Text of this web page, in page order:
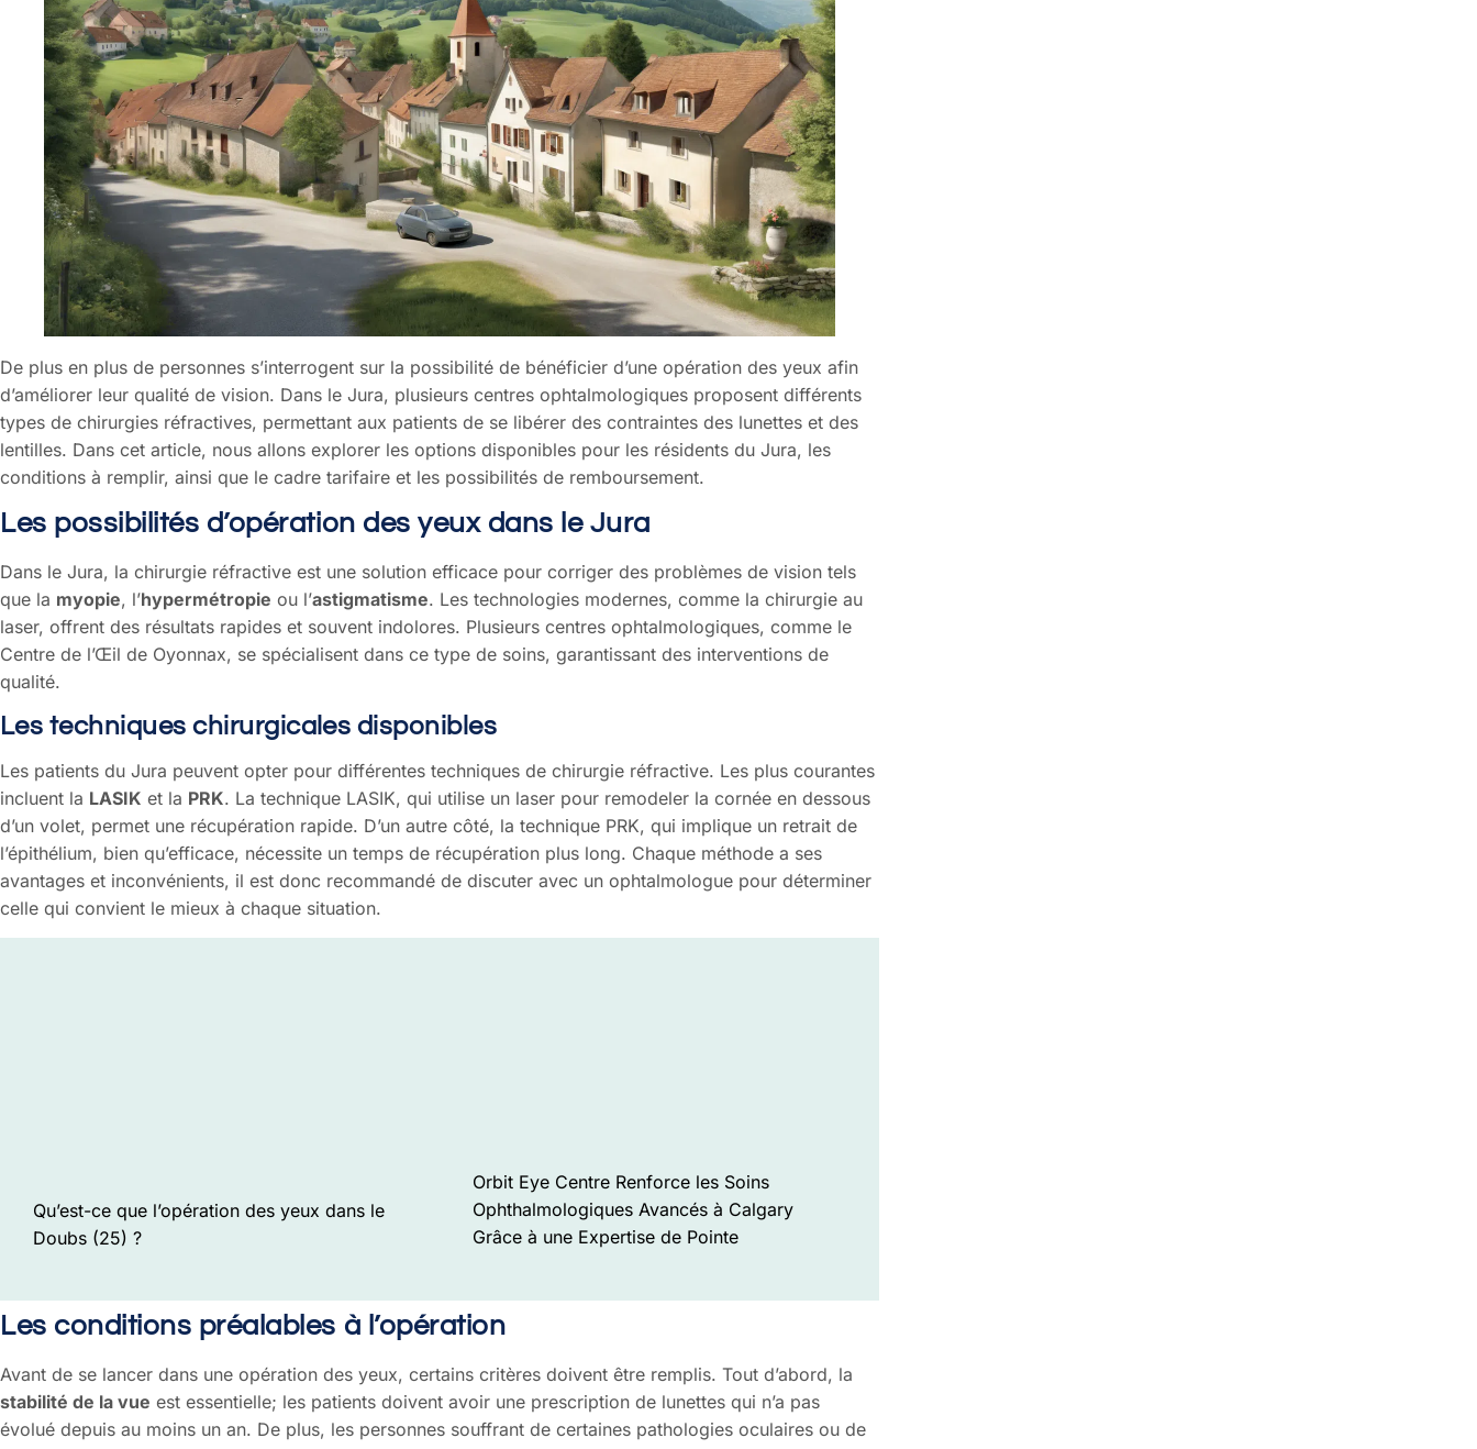
De plus en plus de personnes s’interrogent sur la possibilité de bénéficier d’une opération des yeux afin
d’améliorer leur qualité de vision. Dans le Jura, plusieurs centres ophtalmologiques proposent différents
types de chirurgies réfractives, permettant aux patients de se libérer des contraintes des lunettes et des
lentilles. Dans cet article, nous allons explorer les options disponibles pour les résidents du Jura, les
conditions à remplir, ainsi que le cadre tarifaire et les possibilités de remboursement.
Les possibilités d’opération des yeux dans le Jura
Dans le Jura, la chirurgie réfractive est une solution efficace pour corriger des problèmes de vision tels
que la myopie, l’hypermétropie ou l’astigmatisme. Les technologies modernes, comme la chirurgie au
laser, offrent des résultats rapides et souvent indolores. Plusieurs centres ophtalmologiques, comme le
Centre de l’Œil de Oyonnax, se spécialisent dans ce type de soins, garantissant des interventions de
qualité.
Les techniques chirurgicales disponibles
Les patients du Jura peuvent opter pour différentes techniques de chirurgie réfractive. Les plus courantes
incluent la LASIK et la PRK. La technique LASIK, qui utilise un laser pour remodeler la cornée en dessous
d’un volet, permet une récupération rapide. D’un autre côté, la technique PRK, qui implique un retrait de
l’épithélium, bien qu’efficace, nécessite un temps de récupération plus long. Chaque méthode a ses
avantages et inconvénients, il est donc recommandé de discuter avec un ophtalmologue pour déterminer
celle qui convient le mieux à chaque situation.
Qu’est-ce que l’opération des yeux dans le
Doubs (25) ?
Orbit Eye Centre Renforce les Soins
Ophthalmologiques Avancés à Calgary
Grâce à une Expertise de Pointe
Les conditions préalables à l’opération
Avant de se lancer dans une opération des yeux, certains critères doivent être remplis. Tout d’abord, la
stabilité de la vue est essentielle; les patients doivent avoir une prescription de lunettes qui n’a pas
évolué depuis au moins un an. De plus, les personnes souffrant de certaines pathologies oculaires ou de